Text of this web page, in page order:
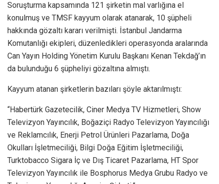
Soruşturma kapsamında 121 şirketin mal varlığına el
konulmuş ve TMSF kayyum olarak atanarak, 10 şüpheli
hakkında gözaltı kararı verilmişti. İstanbul Jandarma
Komutanlığı ekipleri, düzenledikleri operasyonda aralarında
Can Yayın Holding Yönetim Kurulu Başkanı Kenan Tekdağ’ın
da bulunduğu 6 şüpheliyi gözaltına almıştı.
Kayyum atanan şirketlerin bazıları şöyle aktarılmıştı:
“Habertürk Gazetecilik, Ciner Medya TV Hizmetleri, Show
Televizyon Yayıncılık, Boğaziçi Radyo Televizyon Yayıncılığı
ve Reklamcılık, Enerji Petrol Ürünleri Pazarlama, Doğa
Okulları İşletmeciliği, Bilgi Doğa Eğitim İşletmeciliği,
Turktobacco Sigara İç ve Dış Ticaret Pazarlama, HT Spor
Televizyon Yayıncılık ile Bosphorus Medya Grubu Radyo ve